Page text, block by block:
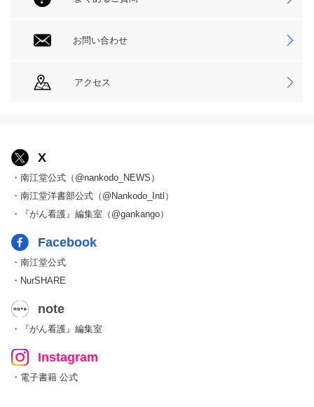
お問い合わせ
アクセス
X
・南江堂公式（@nankodo_NEWS）
・南江堂洋書部公式（@Nankodo_Intl）
・『がん看護』編集室（@gankango）
Facebook
・南江堂公式
・NurSHARE
note
・『がん看護』編集室
Instagram
・電子書籍 公式